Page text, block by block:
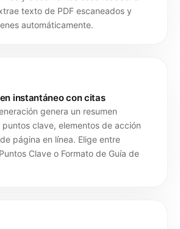
texto de PDF escaneados y
automáticamente.
instantáneo con citas
genera un resumen
clave, elementos de acción
página en línea. Elige entre
Clave o Formato de Guía de